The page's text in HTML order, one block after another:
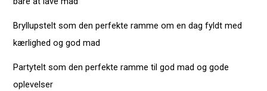
Bryllupstelt som den perfekte ramme om en dag fyldt med
kærlighed og god mad
Partytelt som den perfekte ramme til god mad og gode
oplevelser